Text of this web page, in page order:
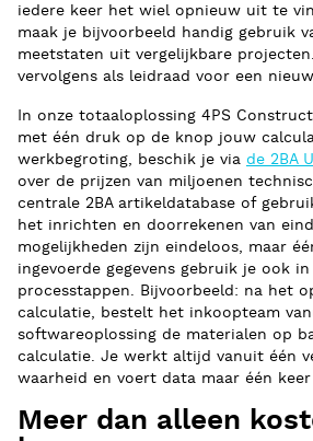
iedere keer het wiel opnieuw uit te
maak je bijvoorbeeld handig gebruik
meetstaten uit vergelijkbare
vervolgens als leidraad voor een
In onze totaaloplossing 4PS
met één druk op de knop jouw
werkbegroting, beschik je via de 2BA
over de prijzen van miljoenen
centrale 2BA artikeldatabase of
het inrichten en doorrekenen van
mogelijkheden zijn eindeloos, maar
ingevoerde gegevens gebruik je ook
processtappen. Bijvoorbeeld: na het
calculatie, bestelt het inkoopteam
softwareoplossing de materialen op
calculatie. Je werkt altijd vanuit één
waarheid en voert data maar één
Meer dan alleen